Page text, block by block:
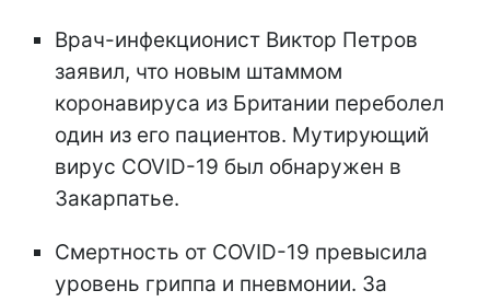
Врач-инфекционист Виктор Петров
заявил, что новым штаммом
коронавируса из Британии переболел
один из его пациентов. Мутирующий
вирус COVID-19 был обнаружен в
Закарпатье.
Смертность от COVID-19 превысила
уровень гриппа и пневмонии. За